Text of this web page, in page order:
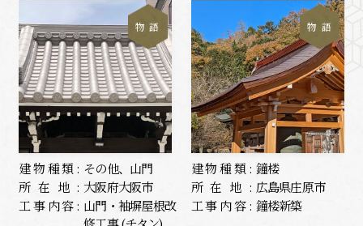
物 語
建物種類: その他、山門
所在地: 大阪府大阪市
工事内容: 山門・袖塀屋根改
物 語
建物種類: 鐘楼
所在地: 広島県庄原市
工事内容: 鐘楼新築